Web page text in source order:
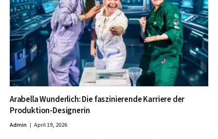
Arabella Wunderlich: Die faszinierende Karriere der
Produktion-Designerin
Admin April 19, 2026